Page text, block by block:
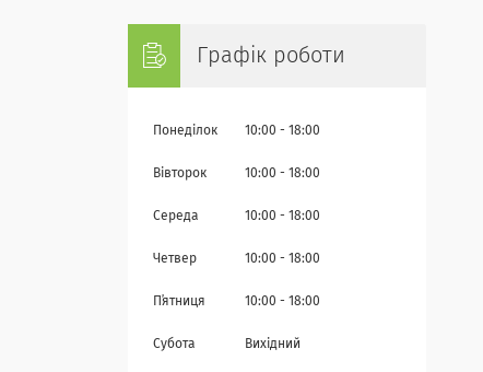
Графік роботи
Понеділок 10:00 18:00
Вівторок 10:00 18:00
Середа 10:00 18:00
Четвер 10:00 18:00
Пʼятниця 10:00 18:00
Субота Вихідний